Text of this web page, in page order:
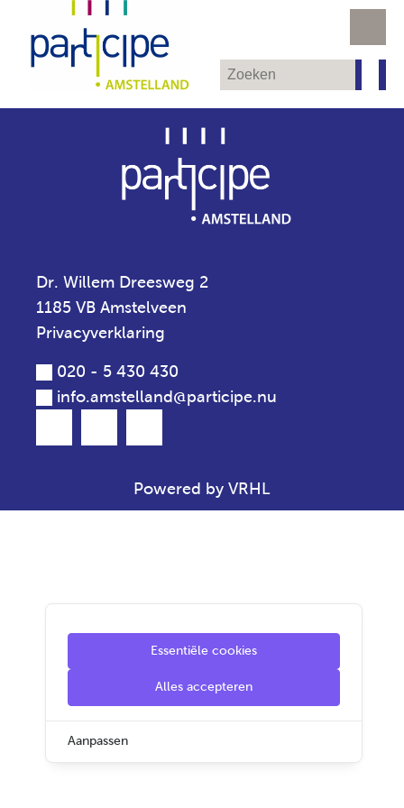
Dr. Willem Dreesweg 2
1185 VB Amstelveen
Privacyverklaring
020 - 5 430 430
info.amstelland@participe.nu
Powered by VRHL
Essentiële cookies
Alles accepteren
Aanpassen